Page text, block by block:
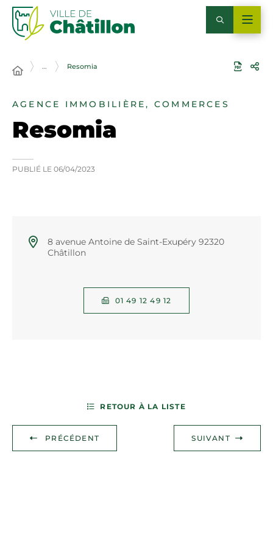
… Resomia
AGENCE IMMOBILIÈRE, COMMERCES
Resomia
PUBLIÉ LE 06/04/2023
8 avenue Antoine de Saint-Exupéry 92320
Châtillon
01 49 12 49 12
PRÉCÉDENT
RETOUR À LA LISTE
SUIVANT